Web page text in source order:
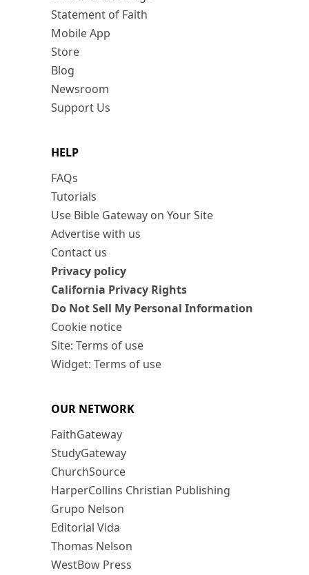
Statement of Faith
Mobile App
Store
Blog
Newsroom
Support Us
HELP
FAQs
Tutorials
Use Bible Gateway on Your Site
Advertise with us
Contact us
Privacy policy
California Privacy Rights
Do Not Sell My Personal Information
Cookie notice
Site: Terms of use
Widget: Terms of use
OUR NETWORK
FaithGateway
StudyGateway
ChurchSource
HarperCollins Christian Publishing
Grupo Nelson
Editorial Vida
Thomas Nelson
WestBow Press